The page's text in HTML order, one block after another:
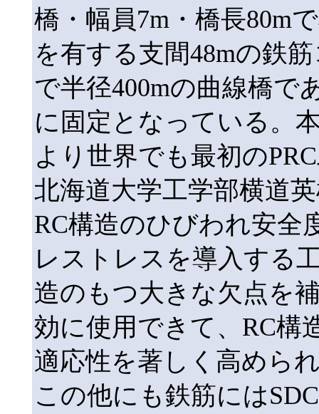
橋・幅員7m・橋長80m
を有する支間48mの鉄
で半径400mの曲線橋で
に固定となっている。
より世界でも最初の
北海道大学工学部横道
RC構造のひびわれ安全
レストレスを導入する
造のもつ大きな欠点を
効に使用できて、RC構
適応性を著しく高めら
この他にも鉄筋には